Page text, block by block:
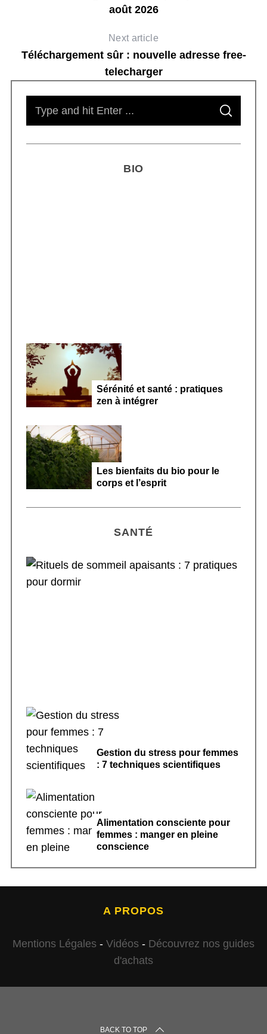
août 2026
Next article
Téléchargement sûr : nouvelle adresse free-
telecharger
S
A
C
BIO
Sérénité et santé : pratiques
zen à intégrer
Les bienfaits du bio pour le
corps et l’esprit
SANTÉ
Gestion du stress pour femmes
: 7 techniques scientifiques
Alimentation consciente pour
femmes : manger en pleine
conscience
A PROPOS
Mentions Légales - Vidéos - Découvrez nos guides
d'achats
BACK TO TOP